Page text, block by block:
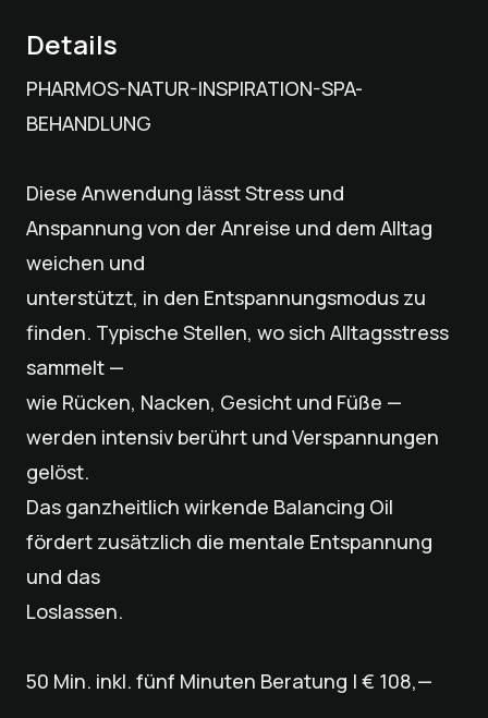
Details
PHARMOS-NATUR-INSPIRATION-SPA-
BEHANDLUNG
Diese Anwendung lässt Stress und
Anspannung von der Anreise und dem Alltag
weichen und
unterstützt, in den Entspannungsmodus zu
finden. Typische Stellen, wo sich Alltagsstress
sammelt —
wie Rücken, Nacken, Gesicht und Füße —
werden intensiv berührt und Verspannungen
gelöst.
Das ganzheitlich wirkende Balancing Oil
fördert zusätzlich die mentale Entspannung
und das
Loslassen.
50 Min. inkl. fünf Minuten Beratung | € 108,—